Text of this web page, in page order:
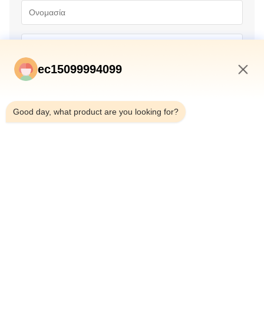
ec15099994099
Good day, what product are you looking for?